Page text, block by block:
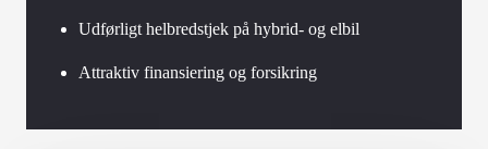
Udførligt helbredstjek på hybrid- og elbil
Attraktiv finansiering og forsikring